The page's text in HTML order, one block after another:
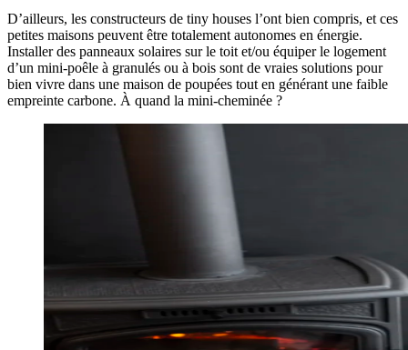
D’ailleurs, les constructeurs de tiny houses l’ont bien compris, et ces
petites maisons peuvent être totalement autonomes en énergie.
Installer des panneaux solaires sur le toit et/ou équiper le logement
d’un mini-poêle à granulés ou à bois sont de vraies solutions pour
bien vivre dans une maison de poupées tout en générant une faible
empreinte carbone. À quand la mini-cheminée ?